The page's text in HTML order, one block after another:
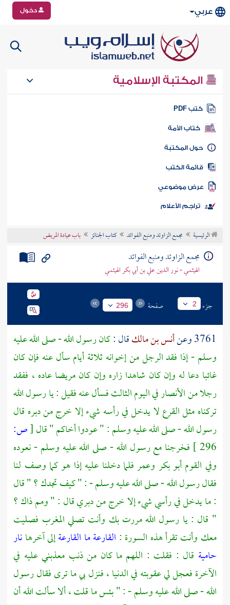
عربي دخول
المكتبة الإسلامية
كتب PDF
كتاب الأمة
المكتبة
الكتب
موضوعي
تراجم الأعلام
الرئيسية مجمع الزاوئد ومنبع الفوائد كتاب الجنائز باب عيادة المريض
مجمع الزاوئد ومنبع الفوائد
الهيثمي - نور الدين علي بن أبي بكر الهيثمي
جزء 2 صفحة 296
3761 وعن أنس بن مالكقال :كان رسول الله - صلى الله عليه
وسلم - إذا فقد الرجل من إخوانه ثلاثة أيام سأل عنه فإن كان
غائبا دعا له وإن كان شاهدا زاره وإن كان مريضا عاده ، ففقد
رجلا منالأنصارفي اليوم الثالث فسأل عنه فقيل : يا رسول الله
تركناه مثل القرع لا يدخل في رأسه شيء إلا خرج من دبره قال
رسول الله - صلى الله عليه وسلم : " عودوا أخاكم " قال[ص:
296 ] فخرجنا مع رسول الله - صلى الله عليه وسلم - نعوده
وفي القومأبو بكر وعمرفلما دخلنا عليه إذا هو كما وصف لنا
فقال رسول الله - صلى الله عليه وسلم - : " كيف تجدك ؟ " قال
: ما يدخل في رأسي شيء إلا خرج من دبري قال : " ومم ذاك ؟
" قال : يا رسول الله مررت بك وأنت تصلي المغرب فصليت
معك وأنت تقرأ هذه السورة : القارعةما القارعةإلى آخرهانار
حامية قال : فقلت : اللهم ما كان من ذنب معذبني عليه في
الآخرة فعجل لي عقوبته في الدنيا ، فنزل بي ما ترى فقال رسول
الله - صلى الله عليه وسلم - : " بئس ما قلت ، ألا سألت الله أن